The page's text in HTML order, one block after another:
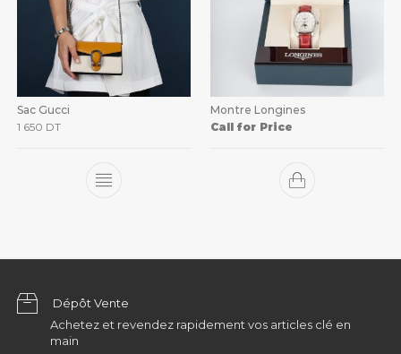
Sac Gucci
1 650 DT
Montre Longines
Call for Price
Dépôt Vente
Achetez et revendez rapidement vos articles clé en
main